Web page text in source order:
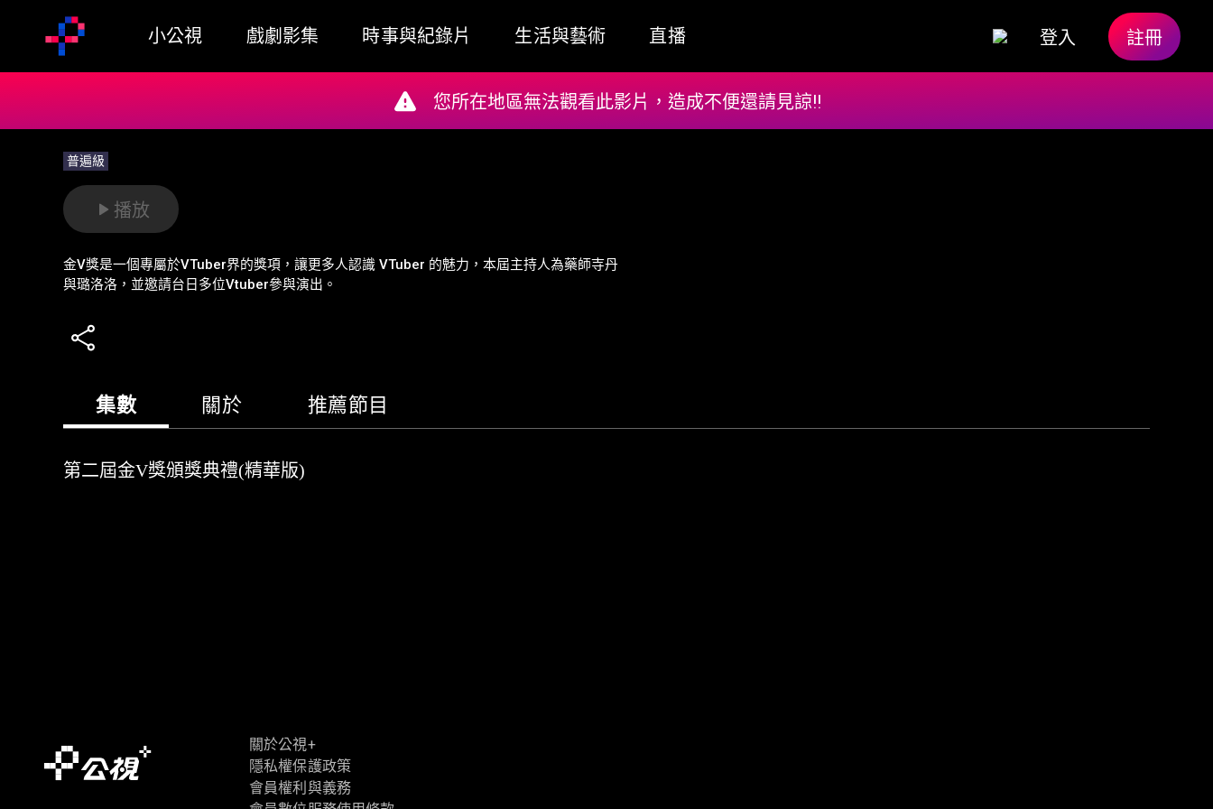
小公視 戲劇影集 時事與紀錄片 生活與藝術 直播 登入 註冊
普遍級
播放
金V獎是一個專屬於VTuber界的獎項，讓更多人認識 VTuber 的魅力，本屆主持人為藥師寺丹
與璐洛洛，並邀請台日多位Vtuber參與演出。
集數 關於 推薦節目
第二屆金V獎頒獎典禮(精華版)
您所在地區無法觀看此影片，造成不便還請見諒!!
關於公視+
隱私權保護政策
會員權利與義務